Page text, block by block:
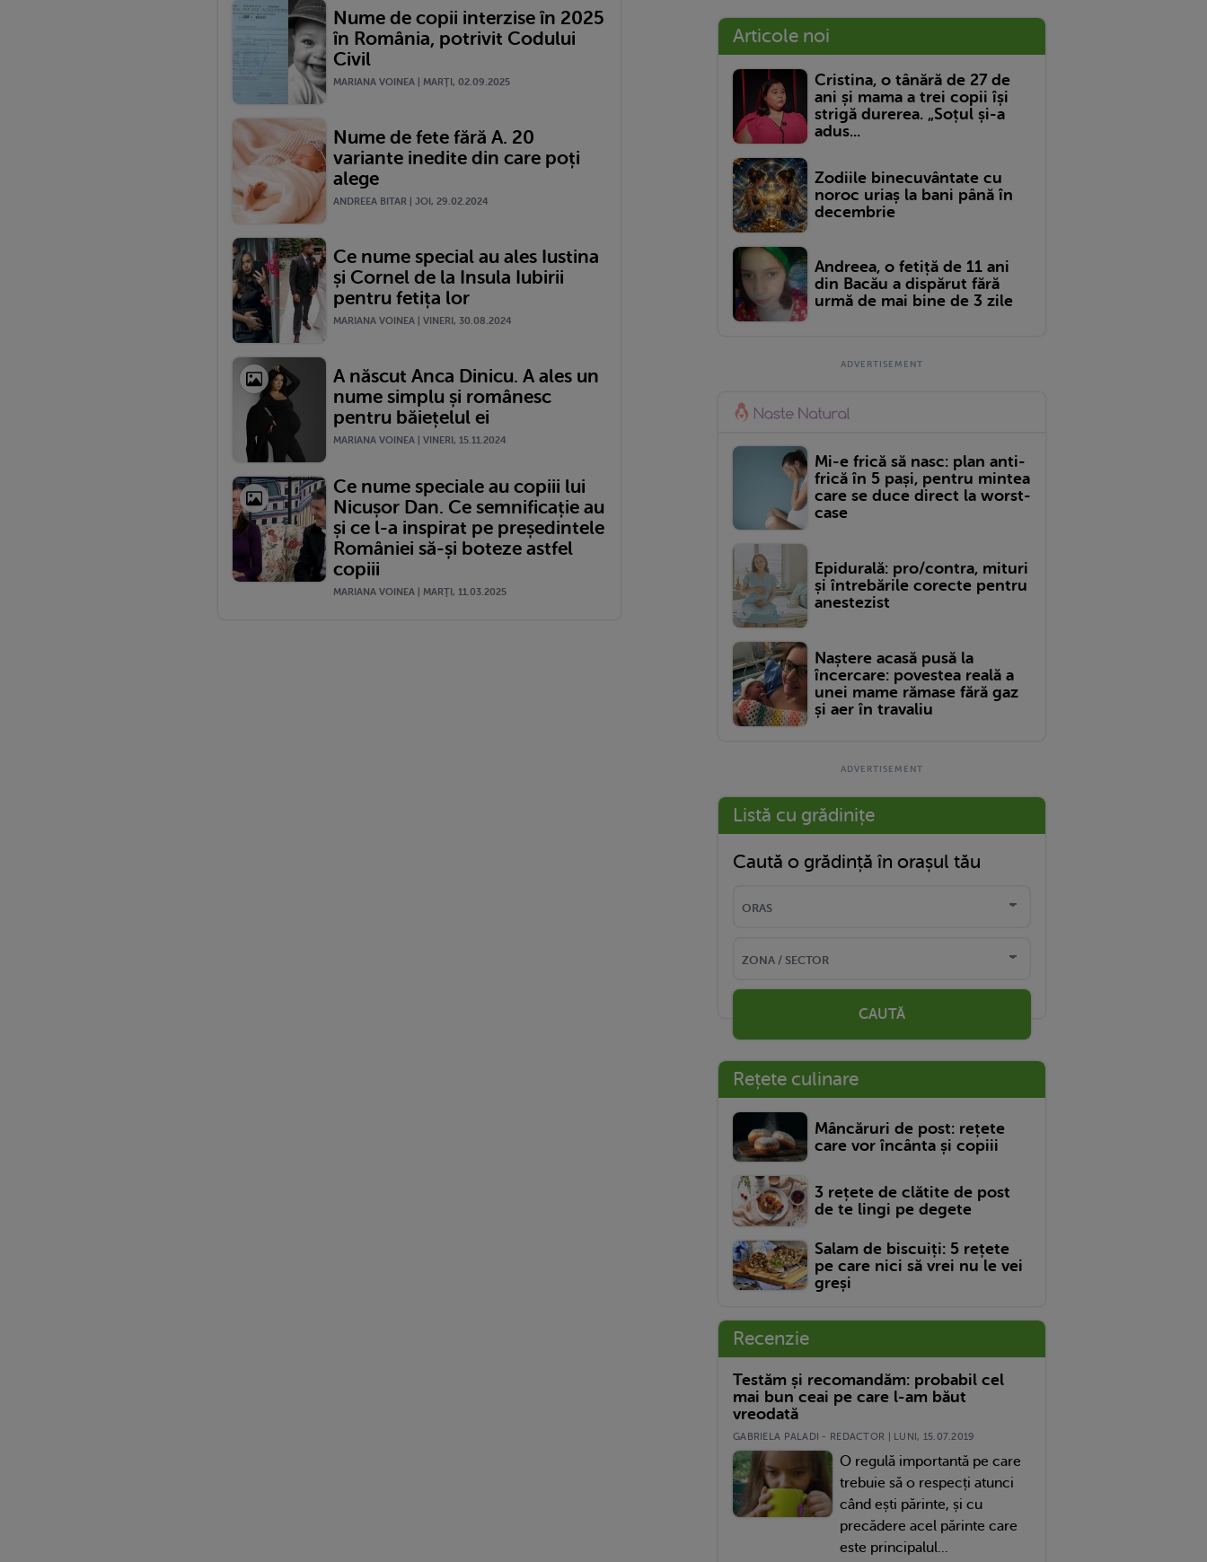
Nume de copii interzise în 2025
în România, potrivit Codului
Civil
MARIANA VOINEA | MARŢI, 02.09.2025
Nume de fete fără A. 20
variante inedite din care poți
alege
ANDREEA BITAR | JOI, 29.02.2024
Ce nume special au ales Iustina
și Cornel de la Insula Iubirii
pentru fetița lor
MARIANA VOINEA | VINERI, 30.08.2024
A născut Anca Dinicu. A ales un
nume simplu și românesc
pentru băiețelul ei
MARIANA VOINEA | VINERI, 15.11.2024
Ce nume speciale au copiii lui
Nicușor Dan. Ce semnificație au
și ce l-a inspirat pe președintele
României să-și boteze astfel
copiii
MARIANA VOINEA | MARŢI, 11.03.2025
Articole noi
Cristina, o tânără de 27 de
ani și mama a trei copii își
strigă durerea. „Soțul și-a
adus...
Zodiile binecuvântate cu
noroc uriaș la bani până în
decembrie
Andreea, o fetiță de 11 ani
din Bacău a dispărut fără
urmă de mai bine de 3 zile
Mi-e frică să nasc: plan anti-
frică în 5 pași, pentru mintea
care se duce direct la worst-
case
Epidurală: pro/contra, mituri
și întrebările corecte pentru
anestezist
Naștere acasă pusă la
încercare: povestea reală a
unei mame rămase fără gaz
și aer în travaliu
Listă cu grădinițe
Caută o grădință în orașul tău
CAUTĂ
Rețete culinare
Mâncăruri de post: rețete
care vor încânta și copiii
3 rețete de clătite de post
de te lingi pe degete
Salam de biscuiți: 5 rețete
pe care nici să vrei nu le vei
greși
Recenzie
Testăm și recomandăm: probabil cel
mai bun ceai pe care l-am băut
vreodată
GABRIELA PALADI - REDACTOR | LUNI, 15.07.2019
O regulă importantă pe care
trebuie să o respecți atunci
când ești părinte, și cu
precădere acel părinte care
este principalul...